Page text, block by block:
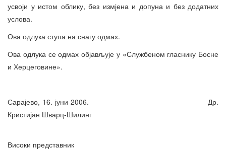
усвоји у истом облику, без измјена и допуна и без додатних
услова.
Ова одлука ступа на снагу одмах.
Ова одлука се одмах објављује у «Службеном гласнику Босне
и Херцеговине».
Сарајево, 16. јуни 2006. Др.
Кристијан Шварц-Шилинг
Високи представник